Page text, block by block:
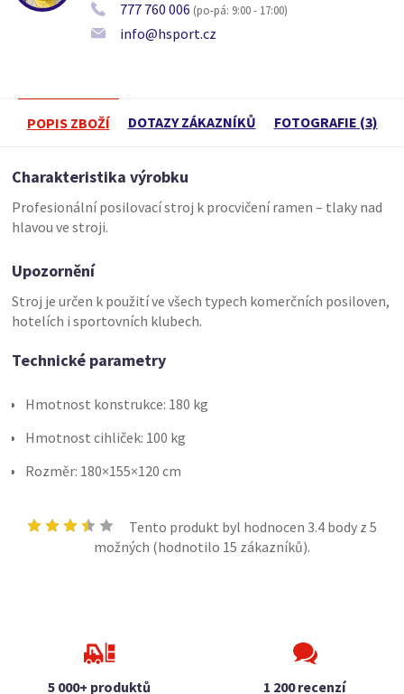
777 760 006 (po-pá: 9:00 - 17:00)
info@hsport.cz
POPIS ZBOŽÍ DOTAZY ZÁKAZNÍKŮ FOTOGRAFIE (3)
Charakteristika výrobku
Profesionální posilovací stroj k procvičení ramen – tlaky nad
hlavou ve stroji.
Upozornění
Stroj je určen k použití ve všech typech komerčních posiloven,
hotelích i sportovních klubech.
Technické parametry
Hmotnost konstrukce: 180 kg
Hmotnost cihliček: 100 kg
Rozměr: 180×155×120 cm
Tento produkt byl hodnocen 3.4body z 5
možných (hodnotilo 15 zákazníků).
5 000+ produktů 1 200 recenzí